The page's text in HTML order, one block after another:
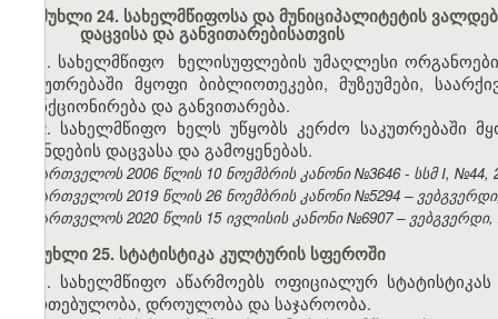
მუხლი 24. სახელმწიფოსა და მუნიციპალიტეტის
დაცვისა და განვითარებისათვის
1. სახელმწიფო ხელისუფლების უმაღლესი
საკუთრებაში მყოფი ბიბლიოთეკები, მუზეუმები,
ფუნქციონირება და განვითარება.
2. სახელმწიფო ხელს უწყობს კერძო საკუთრებაში
ფონდების დაცვასა და გამოყენებას.
საქართველოს 2006 წლის 10 ნოემბრის კანონი №3646 - სსმ I, №44,
საქართველოს 2019 წლის 26 ნოემბრის კანონი №5294 –
საქართველოს 2020 წლის 15 ივლისის კანონი №6907 – ვებგვერდი,
მუხლი 25. სტატისტიკა კულტურის სფეროში
1. სახელმწიფო აწარმოებს ოფიციალურ
მართებულობა, დროულობა და საჯაროობა.